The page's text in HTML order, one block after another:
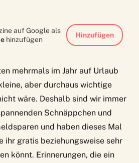
auf Google als
hinzufügen
Hinzufügen
mehrmals im Jahr auf Urlaub
aber durchaus wichtige
wäre. Deshalb sind wir immer
Schnäppchen und
und haben dieses Mal
ihr gratis beziehungsweise sehr
könnt. Erinnerungen, die ein